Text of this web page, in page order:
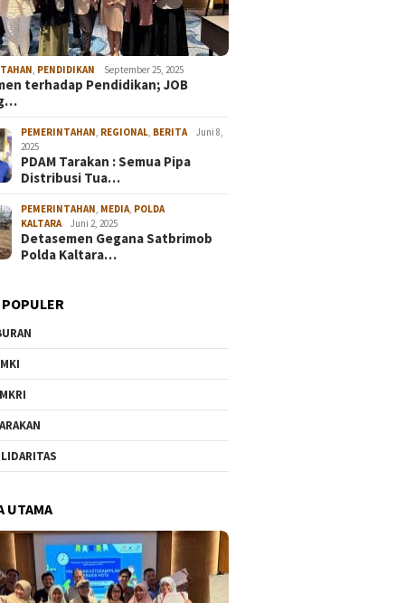
PENDIDIKAN September 25, 2025
terhadap Pendidikan; JOB
PEMERINTAHAN REGIONAL BERITA
Juni 8,
2025
PDAM Tarakan : Semua Pipa
Distribusi Tua…
PEMERINTAHAN MEDIA POLDA
KALTARA
Juni 2, 2025
Detasemen Gegana Satbrimob
Polda Kaltara…
UTAMA